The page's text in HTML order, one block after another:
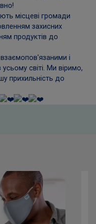
місцеві громади
захисних
продуктів до
і
світі. Ми віримо,
прихильність до